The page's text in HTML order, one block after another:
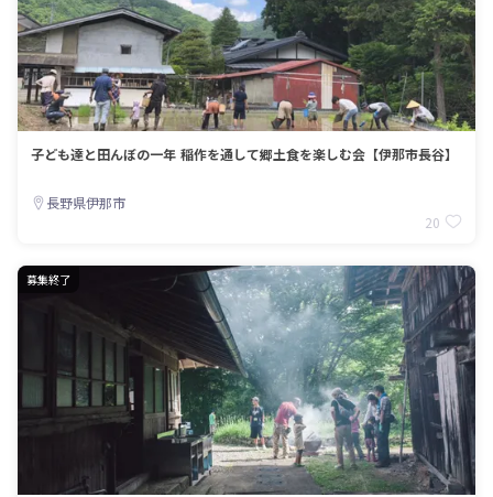
子ども達と田んぼの一年 稲作を通して郷土食を楽しむ会【伊那市長谷】
長野県伊那市
20
募集終了